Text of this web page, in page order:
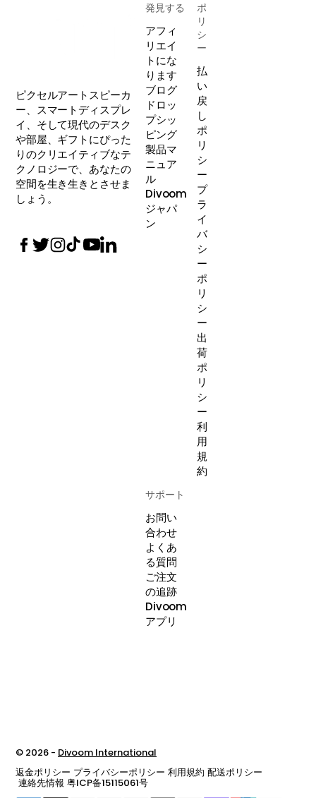
ピクセルアートスピーカ
ー、スマートディスプレ
イ、そして現代のデスク
や部屋、ギフトにぴった
りのクリエイティブなテ
クノロジーで、あなたの
空間を生き生きとさせま
しょう。
発見する
アフィ
リエイ
トにな
ります
ブログ
ドロッ
プシッ
ピング
製品マ
ニュア
ル
Divoom
ジャパ
ン
ポ
リ
シ
ー
払
い
戻
し
ポ
リ
シ
ー
プ
ラ
イ
バ
シ
ー
ポ
リ
シ
ー
出
荷
ポ
リ
シ
ー
利
用
規
約
サポート
お問い
合わせ
よくあ
る質問
ご注文
の追跡
Divoom
アプリ
© 2026 - Divoom International
返金ポリシー プライバシーポリシー 利用規約 配送ポリシー
連絡先情報 粤ICP备15115061号